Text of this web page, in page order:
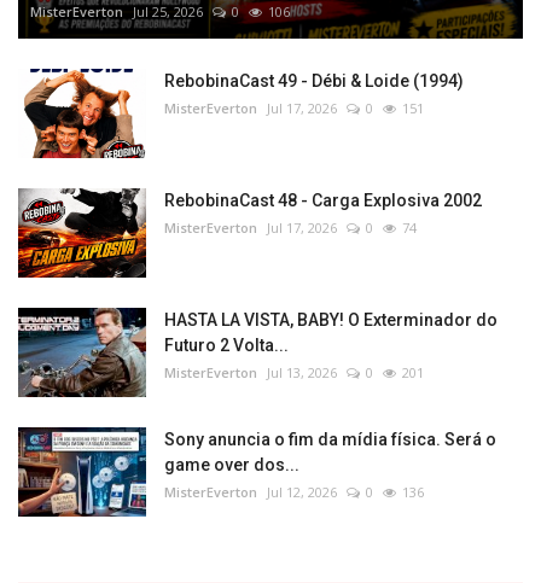
MisterEverton Jul 25, 2026 0 106
RebobinaCast 49 - Débi & Loide (1994)
MisterEverton Jul 17, 2026 0 151
RebobinaCast 48 - Carga Explosiva 2002
MisterEverton Jul 17, 2026 0 74
HASTA LA VISTA, BABY! O Exterminador do
Futuro 2 Volta...
MisterEverton Jul 13, 2026 0 201
Sony anuncia o fim da mídia física. Será o
game over dos...
MisterEverton Jul 12, 2026 0 136